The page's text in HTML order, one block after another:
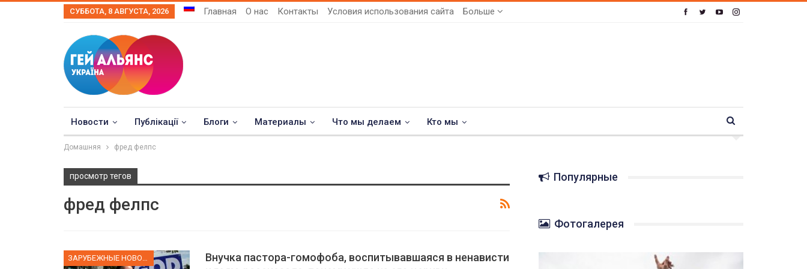
СУББОТА, 8 АВГУСТА, 2026 Главная О нас Контакты Условия использования сайта Больше
Новости Публікації Блоги Материалы Что мы делаем Кто мы
Домашняя фред фелпс
просмотр тегов
фред фелпс
Внучка пастора-гомофоба, воспитывавшаяся в ненависти
Популярные
Фотогалерея